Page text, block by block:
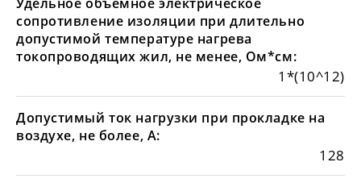
сопротивление изоляции при длительно
допустимой температуре нагрева
токопроводящих жил, не менее, Ом*см:
1*(10^12)
Допустимый ток нагрузки при прокладке на
воздухе, не более, А:
128